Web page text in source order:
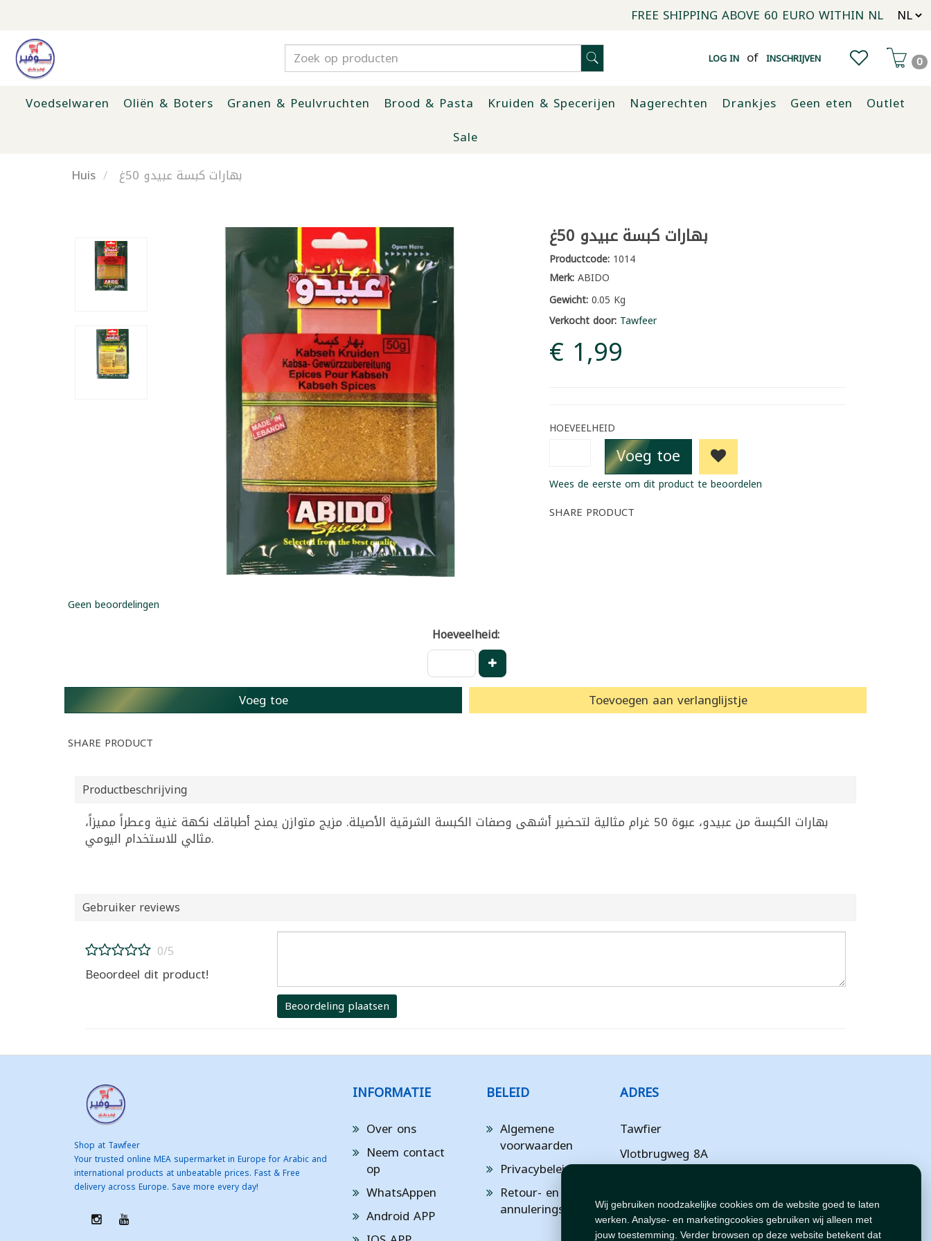
Wij gebruiken noodzakelijke cookies om de website goed te laten
werken. Analyse- en marketingcookies gebruiken wij alleen met
jouw toestemming. Verder browsen op deze website betekent dat
FREE SHIPPING ABOVE 60 EURO WITHIN NL
LOG IN of INSCHRIJVEN 0
Voedselwaren Oliën & Boters Granen & Peulvruchten Brood & Pasta Kruiden & Specerijen Nagerechten Drankjes Geen eten
Outlet
Sale
Huis
بهارات كبسة عبيدو 50غ
بهارات كبسة عبيدو 50غ
Productcode:1014
Merk:ABIDO
Gewicht:0.05 Kg
Verkocht door: Tawfeer
€ 1,99
HOEVEELHEID
Voeg toe
Wees de eerste om dit product te beoordelen
SHARE PRODUCT
Geen beoordelingen
Hoeveelheid:
Voeg toe Toevoegen aan verlanglijstje
SHARE PRODUCT
Productbeschrijving
بهارات الكبسة من عبيدو، عبوة 50 غرام مثالية لتحضير أشهى وصفات الكبسة الشرقية الأصيلة. مزيج متوازن يمنح أطباقك نكهة غنية وعطراً مميزاً،
مثالي للاستخدام اليومي.
Gebruiker reviews
0/5
Beoordeel dit product!
Beoordeling plaatsen
Shop at Tawfeer
Your trusted online MEA supermarket in Europe for Arabic and
international products at unbeatable prices. Fast & Free
delivery across Europe. Save more every day!
INFORMATIE
Over ons
Neem contact
op
WhatsAppen
Android APP
BELEID
Algemene
voorwaarden
Privacybeleid
Retour- en
annuleringsbeleid
ADRES
Tawfier
Vlotbrugweg 8A
Flevoland
NL